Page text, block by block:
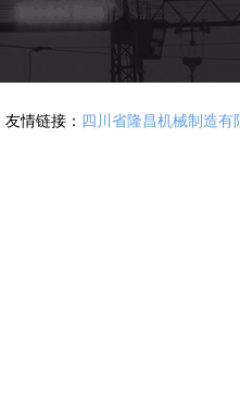
友情链接： 四川省隆昌机械制造有